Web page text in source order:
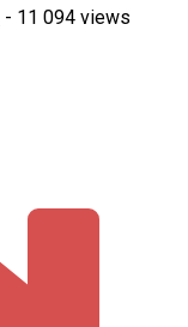
- 11 094 views